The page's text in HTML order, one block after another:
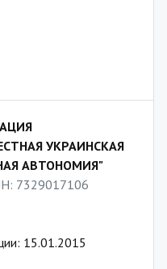
УКРАИНСКАЯ
АВТОНОМИЯ"
7329017106
15.01.2015